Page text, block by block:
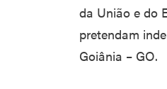
da União e do
pretendam
Goiânia – GO.